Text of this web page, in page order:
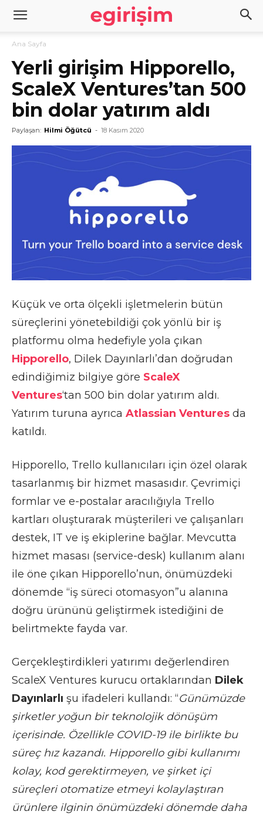
Ana Sayfa
Yerli girişim Hipporello,
ScaleX Ventures’tan 500
bin dolar yatırım aldı
Paylaşan: Hilmi Öğütcü - 18 Kasım 2020
Küçük ve orta ölçekli işletmelerin bütün
süreçlerini yönetebildiği çok yönlü bir iş
platformu olma hedefiyle yola çıkan
Hipporello, Dilek Dayınlarlı’dan doğrudan
edindiğimiz bilgiye göre ScaleX
Ventures‘tan 500 bin dolar yatırım aldı.
Yatırım turuna ayrıca Atlassian Ventures da
katıldı.
Hipporello, Trello kullanıcıları için özel olarak
tasarlanmış bir hizmet masasıdır. Çevrimiçi
formlar ve e-postalar aracılığıyla Trello
kartları oluşturarak müşterileri ve çalışanları
destek, IT ve iş ekiplerine bağlar. Mevcutta
hizmet masası (service-desk) kullanım alanı
ile öne çıkan Hipporello’nun, önümüzdeki
dönemde “iş süreci otomasyon”u alanına
doğru ürününü geliştirmek istediğini de
belirtmekte fayda var.
Gerçekleştirdikleri yatırımı değerlendiren
ScaleX Ventures kurucu ortaklarından Dilek
Dayınlarlı şu ifadeleri kullandı: “Günümüzde
şirketler yoğun bir teknolojik dönüşüm
içerisinde. Özellikle COVID-19 ile birlikte bu
süreç hız kazandı. Hipporello gibi kullanımı
kolay, kod gerektirmeyen, ve şirket içi
süreçleri otomatize etmeyi kolaylaştıran
ürünlere ilginin önümüzdeki dönemde daha